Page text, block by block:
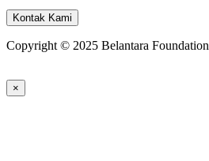
Kontak Kami
Copyright © 2025 Belantara Foundation
×